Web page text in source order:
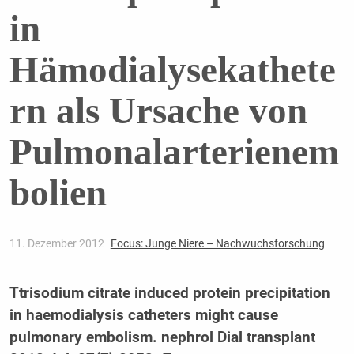
in
Hämodialysekathete
rn als Ursache von
Pulmonalarterienem
bolien
11. Dezember 2012 Focus: Junge Niere – Nachwuchsforschung
Ttrisodium citrate induced protein precipitation
in haemodialysis catheters might cause
pulmonary embolism. nephrol Dial transplant